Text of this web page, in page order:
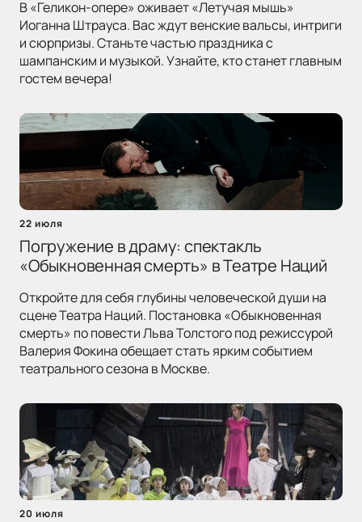
В «Геликон-опере» оживает «Летучая мышь»
Иоганна Штрауса. Вас ждут венские вальсы, интриги
и сюрпризы. Станьте частью праздника с
шампанским и музыкой. Узнайте, кто станет главным
гостем вечера!
22 июля
Погружение в драму: спектакль
«Обыкновенная смерть» в Театре Наций
Откройте для себя глубины человеческой души на
сцене Театра Наций. Постановка «Обыкновенная
смерть» по повести Льва Толстого под режиссурой
Валерия Фокина обещает стать ярким событием
театрального сезона в Москве.
20 июля